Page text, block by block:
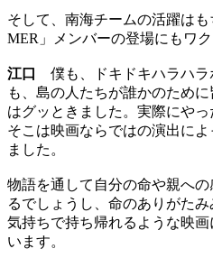
そして、南海チームの活躍は
MER」メンバーの登場にもワク
江口
僕も、ドキドキハラハラ
も、島の人たちが誰かのため
はグッときました。実際にやっ
そこは映画ならではの演出に
ました。
物語を通して自分の命や親へ
るでしょうし、命のありがた
気持ちで持ち帰れるような映
います。